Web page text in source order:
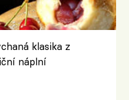
klasika z
náplní